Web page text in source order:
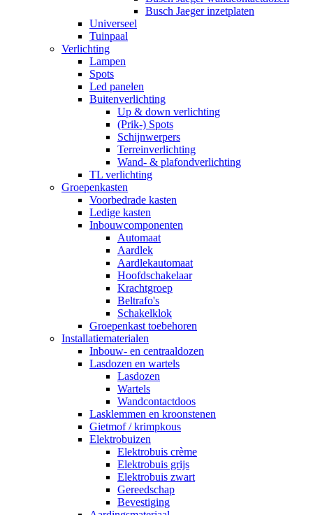
Busch Jaeger inzetplaten
Universeel
Tuinpaal
Verlichting
Lampen
Spots
Led panelen
Buitenverlichting
Up & down verlichting
(Prik-) Spots
Schijnwerpers
Terreinverlichting
Wand- & plafondverlichting
TL verlichting
Groepenkasten
Voorbedrade kasten
Ledige kasten
Inbouwcomponenten
Automaat
Aardlek
Aardlekautomaat
Hoofdschakelaar
Krachtgroep
Beltrafo's
Schakelklok
Groepenkast toebehoren
Installatiematerialen
Inbouw- en centraaldozen
Lasdozen en wartels
Lasdozen
Wartels
Wandcontactdoos
Lasklemmen en kroonstenen
Gietmof / krimpkous
Elektrobuizen
Elektrobuis crème
Elektrobuis grijs
Elektrobuis zwart
Gereedschap
Bevestiging